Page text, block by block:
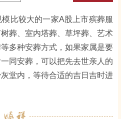
比较大的一家A股上市殡葬服
葬、室内塔葬、草坪葬、艺术
多种安葬方式，如果家属是要
同安葬，可以把先去世亲人的
堂内，等待合适的吉日吉时进